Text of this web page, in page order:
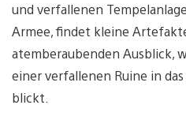
und verfallenen
Armee, findet kleine
atemberaubenden Ausblick,
einer verfallenen Ruine in
blickt.